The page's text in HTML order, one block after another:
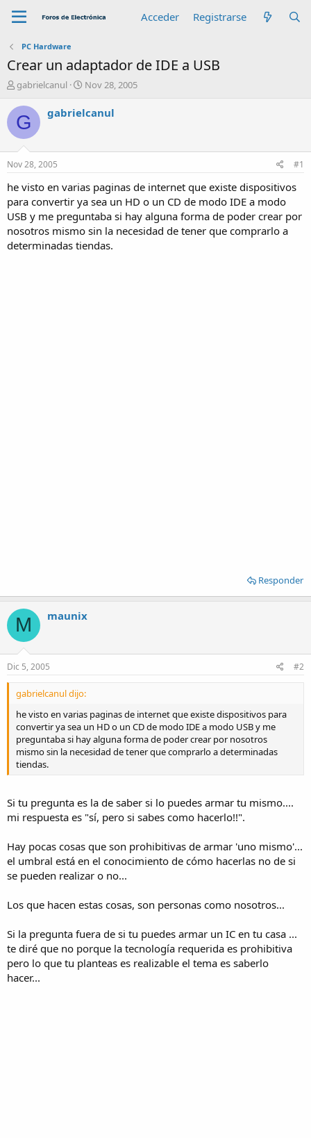
Acceder Registrarse
PC Hardware
Crear un adaptador de IDE a USB
A
t
o
r
gabrielcanul
F
c
n
c
i
o
Nov 28, 2005
G gabrielcanul
Nov 28, 2005 #1
he visto en varias paginas de internet que existe dispositivos
para convertir ya sea un HD o un CD de modo IDE a modo
USB y me preguntaba si hay alguna forma de poder crear por
nosotros mismo sin la necesidad de tener que comprarlo a
determinadas tiendas.
Responder
M maunix
Dic 5, 2005 #2
gabrielcanul dijo:
he visto en varias paginas de internet que existe dispositivos para
convertir ya sea un HD o un CD de modo IDE a modo USB y me
preguntaba si hay alguna forma de poder crear por nosotros
mismo sin la necesidad de tener que comprarlo a determinadas
tiendas.
Si tu pregunta es la de saber si lo puedes armar tu mismo....
mi respuesta es "sí, pero si sabes como hacerlo!!".
Hay pocas cosas que son prohibitivas de armar 'uno mismo'...
el umbral está en el conocimiento de cómo hacerlas no de si
se pueden realizar o no...
Los que hacen estas cosas, son personas como nosotros...
Si la pregunta fuera de si tu puedes armar un IC en tu casa ...
te diré que no porque la tecnología requerida es prohibitiva
pero lo que tu planteas es realizable el tema es saberlo
hacer...